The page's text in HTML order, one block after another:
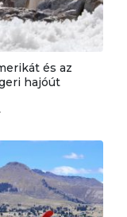
és az
hajóút